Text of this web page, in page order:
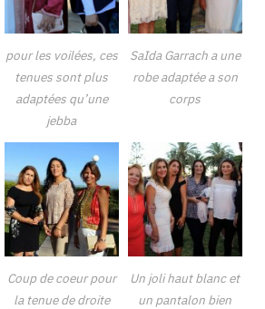
pour les voilées, ces
tenues sont plus
adaptées qu’une
jebba
SaIda Garrach a une
robe adaptée a son
corps
Coup de coeur pour
la tenue de droite
Un joli haut blanc et
un pantalon bien